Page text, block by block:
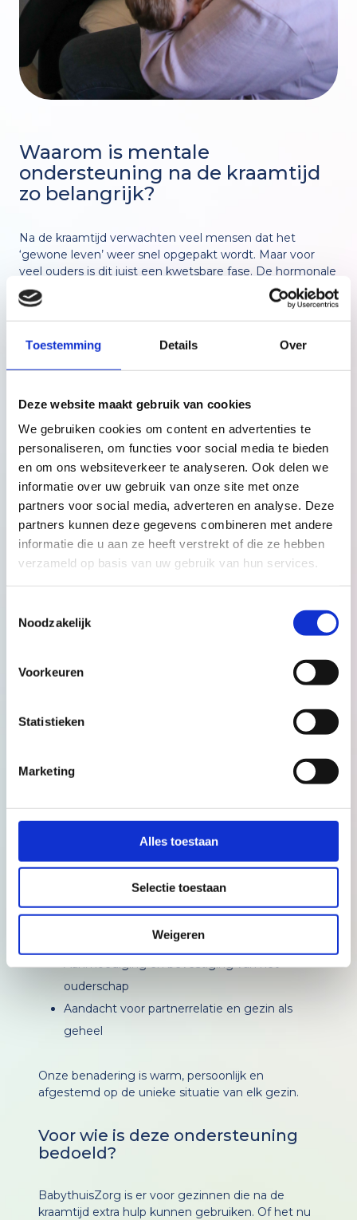
Toestemming Details Over
Deze website maakt gebruik van cookies
We gebruiken cookies om content en advertenties te
personaliseren, om functies voor social media te bieden
en om ons websiteverkeer te analyseren. Ook delen we
informatie over uw gebruik van onze site met onze
partners voor social media, adverteren en analyse. Deze
partners kunnen deze gegevens combineren met andere
informatie die u aan ze heeft verstrekt of die ze hebben
verzameld op basis van uw gebruik van hun services.
Noodzakelijk
Voorkeuren
Statistieken
Marketing
Alles toestaan
Selectie toestaan
Weigeren
Waarom is mentale
ondersteuning na de kraamtijd
zo belangrijk?
Na de kraamtijd verwachten veel mensen dat het
‘gewone leven’ weer snel opgepakt wordt. Maar voor
veel ouders is dit juist een kwetsbare fase. De hormonale
schommelingen, gebroken nachten,
verantwoordelijkheden en soms ingrijpende bevalling,
kunnen zwaar wegen. Vaak ontstaan er gevoelens van:
Somberheid of prikkelbaarheid
Onzekerheid over het ouderschap
Moeite met hechten aan de baby
Spanningen in de relatie of het gezin
Wat doet BabythuisZorg op
het gebied van mentale
luisterend oor, erkenning van emoties, praktische
ook praktische ondersteuning bij de zorg voor de
baby en het ontlasten zodat ouders ook mentale
ruimte komt voor rust en herstel
Ondersteuning in het vinden van eigen regie
Aanmoediging en bevestiging van het
ouderschap
Aandacht voor partnerrelatie en gezin als
geheel
Onze benadering is warm, persoonlijk en
afgestemd op de unieke situatie van elk gezin.
Voor wie is deze ondersteuning
bedoeld?
BabythuisZorg is er voor gezinnen die na de
kraamtijd extra hulp kunnen gebruiken. Of het nu